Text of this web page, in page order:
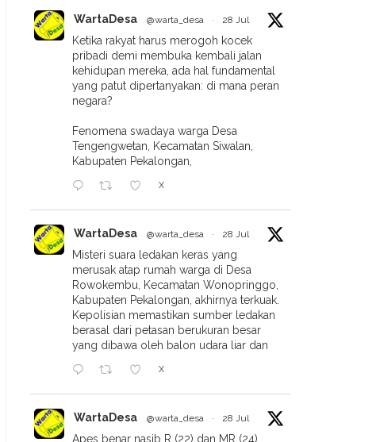
WartaDesa @warta_desa · 28 Jul
Ketika rakyat harus merogoh kocek
pribadi demi membuka kembali jalan
kehidupan mereka, ada hal fundamental
yang patut dipertanyakan: di mana peran
negara?
Fenomena swadaya warga Desa
Tengengwetan, Kecamatan Siwalan,
Kabupaten Pekalongan,
X
WartaDesa @warta_desa · 28 Jul
Misteri suara ledakan keras yang
merusak atap rumah warga di Desa
Rowokembu, Kecamatan Wonopringgo,
Kabupaten Pekalongan, akhirnya terkuak.
Kepolisian memastikan sumber ledakan
berasal dari petasan berukuran besar
yang dibawa oleh balon udara liar dan
X
WartaDesa @warta_desa · 28 Jul
Apes benar nasib R (22) dan MR (24).